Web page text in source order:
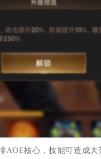
AOE核心，技能可造成大